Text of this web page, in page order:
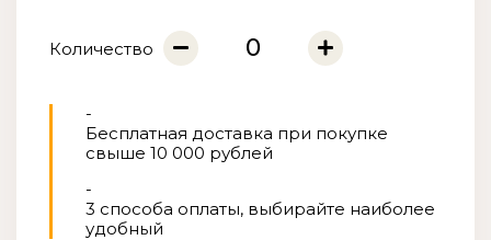
Количество
-
Бесплатная доставка при покупке
свыше 10 000 рублей
-
3 способа оплаты, выбирайте наиболее
удобный